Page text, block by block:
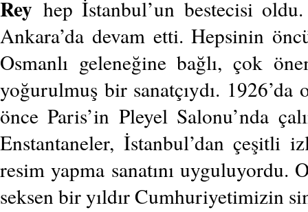
Reyhep İstanbul’un bestecisi
Ankara’da devam etti. Hepsinin
Osmanlı geleneğine bağlı, çok
yoğurulmuş bir sanatçıydı. 1926’da
önce Paris’in Pleyel Salonu’nda
Enstantaneler, İstanbul’dan
resim yapma sanatını uyguluyordu.
seksen bir yıldır Cumhuriyetimizin